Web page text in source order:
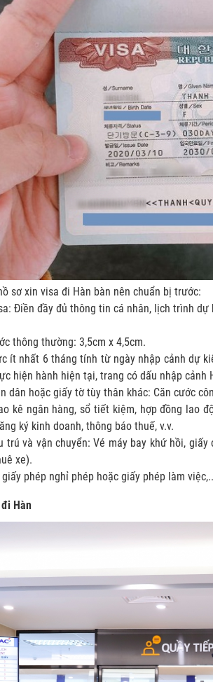
sơ xin visa đi Hàn bàn nên chuẩn bị trước:
Điền đầy đủ thông tin cá nhân, lịch trình
thông thường: 3,5cm x 4,5cm.
ít nhất 6 tháng tính từ ngày nhập cảnh dự
hiện hành hiện tại, trang có dấu nhập cảnh
dân hoặc giấy tờ tùy thân khác: Căn cước
kê ngân hàng, sổ tiết kiệm, hợp đồng lao
ký kinh doanh, thông báo thuế, v.v.
trú và vận chuyển: Vé máy bay khứ hồi,
xe).
phép nghỉ phép hoặc giấy phép làm
Hàn